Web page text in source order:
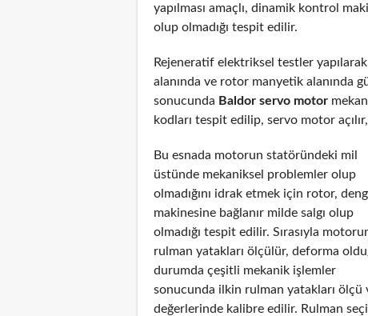
yapılması amaçlı, dinamik kontrol
olup olmadığı tespit edilir.
Rejeneratif elektriksel testler
alanında ve rotor manyetik alanında
sonucunda Baldor servo motor
kodları tespit edilip, servo motor
Bu esnada motorun statöründeki mil
üstünde mekaniksel problemler olup
olmadığını idrak etmek için rotor,
makinesine bağlanır milde salgı olup
olmadığı tespit edilir. Sırasıyla
rulman yatakları ölçülür, deforma
durumda çeşitli mekanik işlemler
sonucunda ilkin rulman yatakları ölçü
değerlerinde kalibre edilir. Rulman